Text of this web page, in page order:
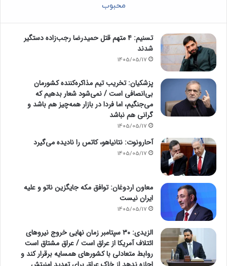
محبوب
تسنیم: ۴ متهم قتل حمیدرضا رجب‌زاده دستگیر
شدند
1405/05/17
پزشکیان: تخریب تیم مذاکره‌کننده کشورمان
بی‌انصافی است / نمی‌شود شعار بدهیم که
می‌جنگیم، اما فردا در بازار همه‌چیز هم باشد و
گرانی هم نباشد
1405/05/17
آحارونوت: نتانیاهو، کاتس را نادیده می‌گیرد
1405/05/17
معاون اردوغان: توافق مکه جایگزین ناتو و علیه
ایران نیست
1405/05/17
الزیدی: ۳۰ سپتامبر زمان نهایی خروج نیروهای
ائتلاف آمریکا از عراق است / عراق مشتاق است
روابط متعادلی با کشورهای همسایه برقرار کند و